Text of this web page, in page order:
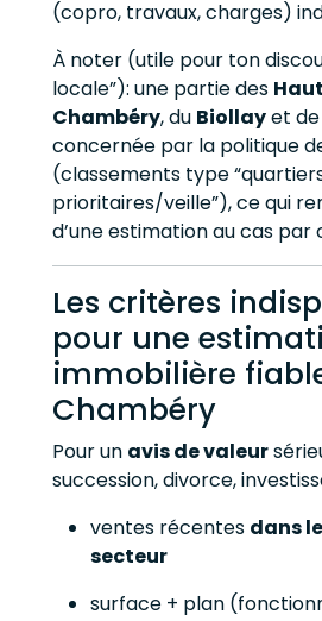
(copro, travaux, charges)
À noter (utile pour ton
locale”): une partie des
Chambéry, du Biollayet de
concernée par la politique
(classements type
prioritaires/veille”), ce qui
d’une estimation au cas par
Les critères
pour une
immobilière
Chambéry
Pour un avis de valeur
succession, divorce,
ventes récentes dans
secteur
surface + plan